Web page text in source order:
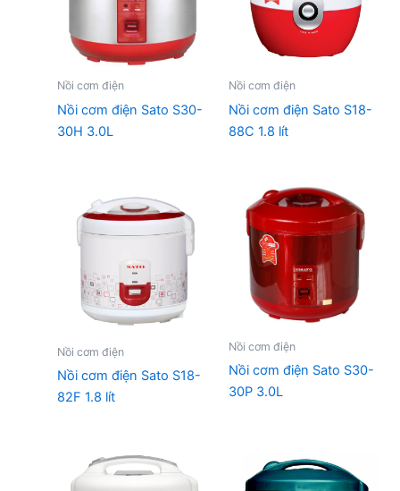
Nồi cơm điện
Nồi cơm điện Sato S30-
30H 3.0L
Nồi cơm điện
Nồi cơm điện Sato S18-
88C 1.8 lít
Nồi cơm điện
Nồi cơm điện Sato S18-
82F 1.8 lít
Nồi cơm điện
Nồi cơm điện Sato S30-
30P 3.0L